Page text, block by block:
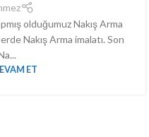
olduğumuz Nakış Arma
Nakış Arma imalatı. Son
ET